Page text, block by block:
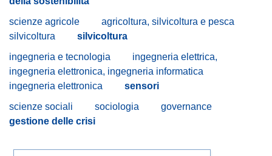
scienze agricole
agricoltura, silvicoltura e pesca
silvicoltura
silvicoltura
ingegneria e tecnologia
ingegneria elettrica,
ingegneria elettronica, ingegneria informatica
ingegneria elettronica
sensori
scienze sociali
sociologia
governance
gestione delle crisi